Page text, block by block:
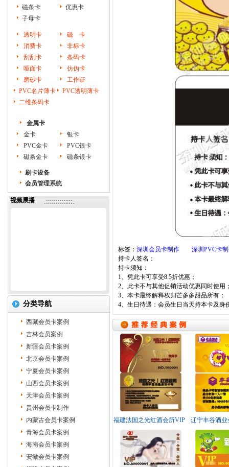
标签： 深圳会员卡制作
深圳PVC卡
持卡人签名：
持卡须知：
1、凭此卡可享受8.5折优惠；
2、此卡不与其他促销活动优惠同时使用
3、本卡最终解释权归芒多多甜品所有；
4、生日待遇：会员生日当天持本卡及身
福建法国之光红酒会所VIP
卡制作
辽宁丰谷酒
磁条卡
优惠卡
子母卡
透明卡
磁 卡
消费卡
非标卡
刮刮卡
条码卡
哑面卡
仿伪卡
磨砂卡
工作证
PVC名片薄卡
PVC透明薄卡
二维条码卡
金属卡
金卡
银卡
PVC金卡
PVC银卡
磁条金卡
磁条银卡
刷卡设备
会员管理系统
视频展播
分类导航
西藏会员卡案例
吉林会员案例
新疆会员卡案例
北京会员卡案例
宁夏会员卡案例
山西会员卡案例
天津会员卡案例
贵州会员卡制作
内蒙古会员卡案例
青海会员卡案例
海南会员卡案例
安徽会员卡案例